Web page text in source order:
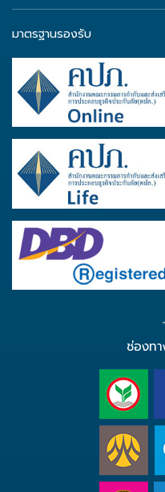
มาตรฐานรองรับ
ช่องทา